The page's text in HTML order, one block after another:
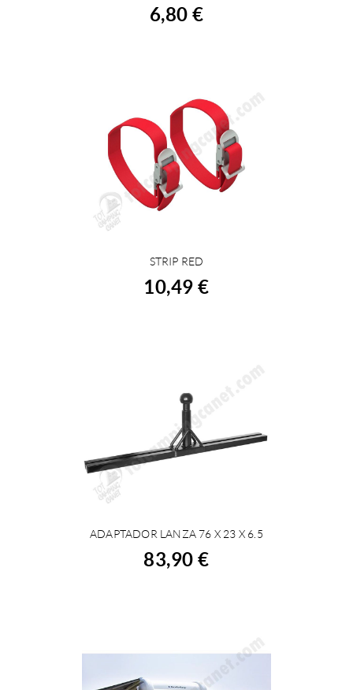
6,80 €
COMPRAR
STRIP RED
10,49 €
COMPRAR
ADAPTADOR LANZA 76 X 23 X 6.5
83,90 €